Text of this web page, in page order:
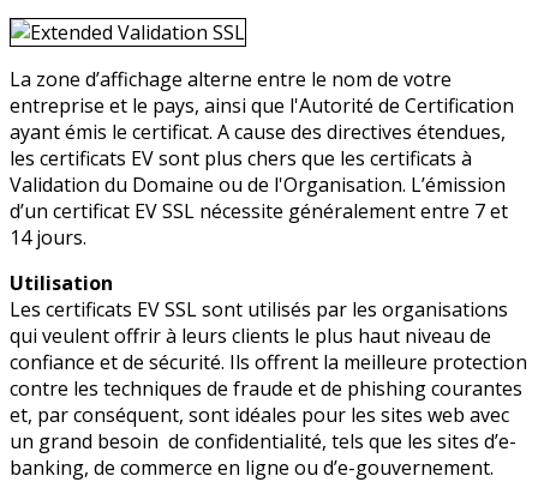
La zone d’affichage alterne entre le nom de votre
entreprise et le pays, ainsi que l'Autorité de Certification
ayant émis le certificat. A cause des directives étendues,
les certificats EV sont plus chers que les certificats à
Validation du Domaine ou de l'Organisation. L’émission
d’un certificat EV SSL nécessite généralement entre 7 et
14 jours.
Utilisation
Les certificats EV SSL sont utilisés par les organisations
qui veulent offrir à leurs clients le plus haut niveau de
confiance et de sécurité. Ils offrent la meilleure protection
contre les techniques de fraude et de phishing courantes
et, par conséquent, sont idéales pour les sites web avec
un grand besoin de confidentialité, tels que les sites d’e-
banking, de commerce en ligne ou d’e-gouvernement.